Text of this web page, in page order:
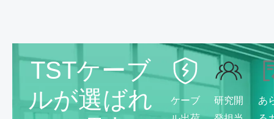
TSTケーブ
ルが選ばれ
ケーブ
研究開
あ